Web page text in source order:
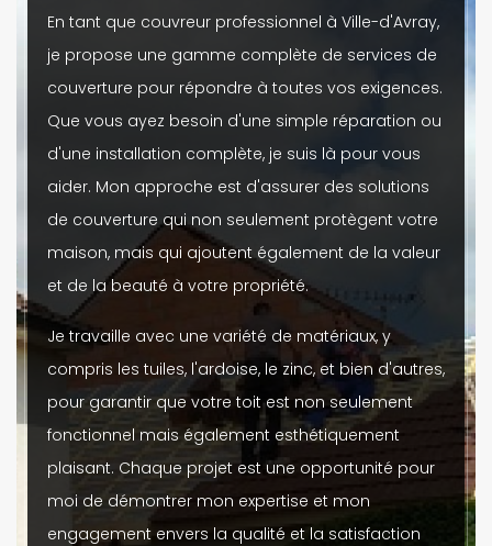
En tant que couvreur professionnel à Ville-d'Avray,
je propose une gamme complète de services de
couverture pour répondre à toutes vos exigences.
Que vous ayez besoin d'une simple réparation ou
d'une installation complète, je suis là pour vous
aider. Mon approche est d'assurer des solutions
de couverture qui non seulement protègent votre
maison, mais qui ajoutent également de la valeur
et de la beauté à votre propriété.
Je travaille avec une variété de matériaux, y
compris les tuiles, l'ardoise, le zinc, et bien d'autres,
pour garantir que votre toit est non seulement
fonctionnel mais également esthétiquement
plaisant. Chaque projet est une opportunité pour
moi de démontrer mon expertise et mon
engagement envers la qualité et la satisfaction